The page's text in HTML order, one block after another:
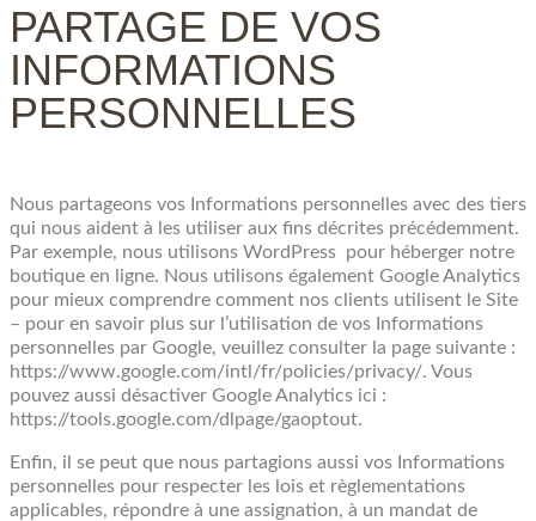
PARTAGE DE VOS
INFORMATIONS
PERSONNELLES
Nous partageons vos Informations personnelles avec des tiers
qui nous aident à les utiliser aux fins décrites précédemment.
Par exemple, nous utilisons WordPress pour héberger notre
boutique en ligne. Nous utilisons également Google Analytics
pour mieux comprendre comment nos clients utilisent le Site
– pour en savoir plus sur l’utilisation de vos Informations
personnelles par Google, veuillez consulter la page suivante :
https://www.google.com/intl/fr/policies/privacy/. Vous
pouvez aussi désactiver Google Analytics ici :
https://tools.google.com/dlpage/gaoptout.
Enfin, il se peut que nous partagions aussi vos Informations
personnelles pour respecter les lois et règlementations
applicables, répondre à une assignation, à un mandat de